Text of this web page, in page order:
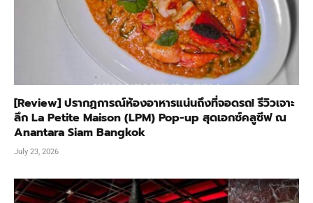
[Review] ปรากฏการณ์ห้องอาหารแน่นถึงที่จอดรถ! รีวิวเจาะ
ลึก La Petite Maison (LPM) Pop-up สุดเอกซ์คลูซีฟ ณ
Anantara Siam Bangkok
July 23, 2026